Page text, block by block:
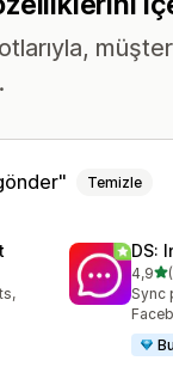
Temizle
DS:
4,95
Sync